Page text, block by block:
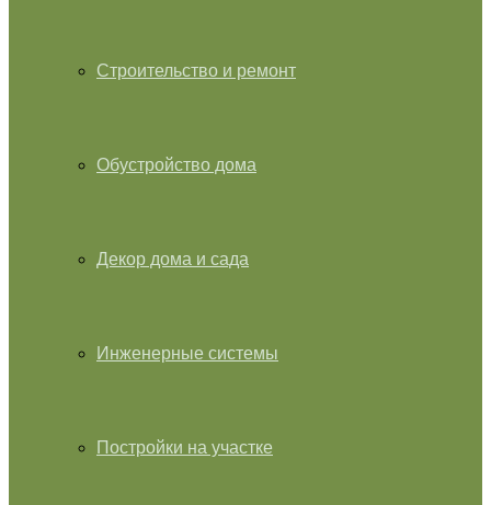
Строительство и ремонт
Обустройство дома
Декор дома и сада
Инженерные системы
Постройки на участке